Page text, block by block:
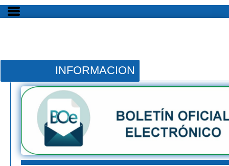
INFORMACION